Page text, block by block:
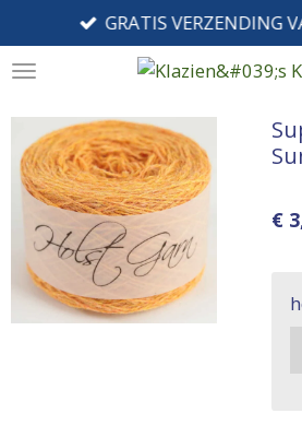
direct
naar
hoofdinhoud
GRATIS VERZENDING
€